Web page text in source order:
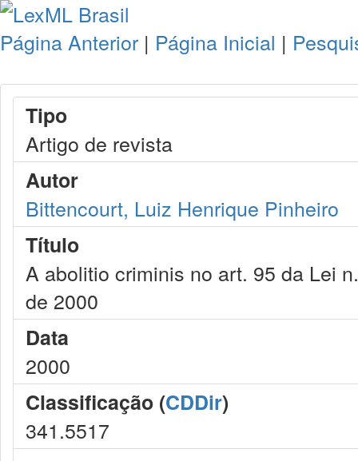
Página Anterior | Página Inicial |
Tipo
Artigo de revista
Autor
Bittencourt, Luiz Henrique Pinheiro
Título
A abolitio criminis no art. 95 da Lei
de 2000
Data
2000
Classificação (CDDir)
341.5517